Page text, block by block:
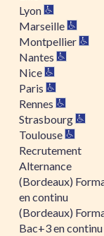
Lyon
Marseille
Montpellier
Nantes
Nice
Paris
Rennes
Strasbourg
Toulouse
Recrutement
Alternance
(Bordeaux)
en continu
(Bordeaux)
Bac+3 en continu